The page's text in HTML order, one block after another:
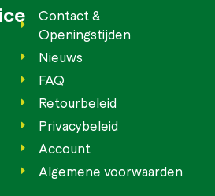
Contact &
Openingstijden
Nieuws
FAQ
Retourbeleid
Privacybeleid
Account
Algemene voorwaarden